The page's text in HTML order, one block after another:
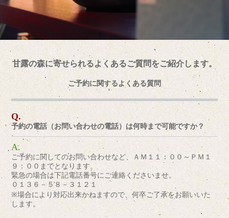
甘露の森に寄せられるよくあるご質問をご紹介します。
ご予約に関するよくある質問
予約の電話（お問い合わせの電話）は何時まで可能ですか？
ご予約に関してのお問い合わせなど、ＡＭ１１：００～ＰＭ１
９：００までとなります。
緊急の場合は下記電話番号にご連絡くださいませ。
０１３６－５８－３１２１
※場合により対応出来かねますので、何卒ご了承をお願いいた
します。